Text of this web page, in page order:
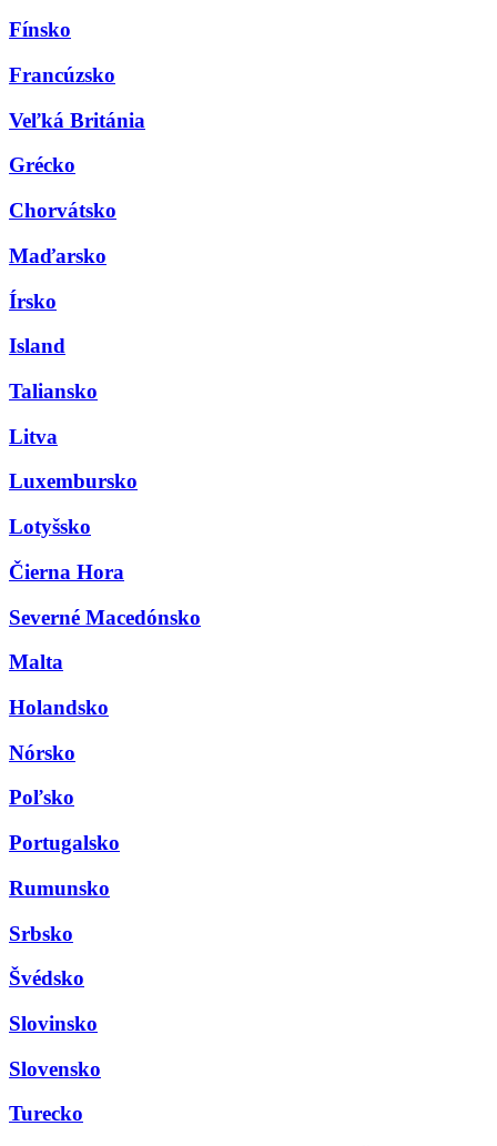
Fínsko
Francúzsko
Veľká Británia
Grécko
Chorvátsko
Maďarsko
Írsko
Island
Taliansko
Litva
Luxembursko
Lotyšsko
Čierna Hora
Severné Macedónsko
Malta
Holandsko
Nórsko
Poľsko
Portugalsko
Rumunsko
Srbsko
Švédsko
Slovinsko
Slovensko
Turecko